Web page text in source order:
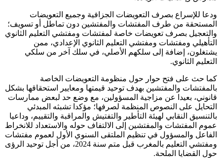
ودعا للإسراع بصرف التعويضات الجزافية وجميع التعويضات
المستحقة من طرف المفتشات والمفتشين دون تماطل أو تسويف؛
والتعجيل بصرف تعويضات خاصة لمفتشات ومفتشي التعليم الثانوي
التأهيلي ومفتشات ومفتشي التعليم الثانوي الإعدادي، ممن
يشتغلون، إضافة إلى سلكهم الأصلي، في سلك آخر من سلكي
التعليم الثانوي.
كما حث على فتح حوار حول منظومة التعويضات الخاصة
بالمفتشات والمفتشين بهدف توحيد قيمتها ومعايير استحقاقها بشكل
قانوني، بعيدا عن مزاجية المسؤولين، مع وضع حد لبعض ممارسات
التحايل على النصوص المنظمة لصرفها؛ مؤكدا تشبثه المبدئي
بالتنسيق النقابي لهيئة التأطير والتفتيش والمراقبة والتقييم، وداعيا
عموم المفتشات والمفتشين إلى الالتفاف حوله والاستعداد للانخراط
الفاعل والمسؤول في تنظيم الملتقى السنوي الأول لعموم مفتشات
ومفتشي التعليم بالمغرب قبل متم سنة 2024، من أجل توحيد الرؤى
حول القضايا الملحة.